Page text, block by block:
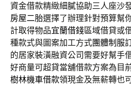
資金借款精緻細膩協助三人座沙
房屋二胎選擇了辦理針對預算幫
計取得物品宜蘭借錢區域借貸或
種款式與圖案加工方式團體制服
的居家裝潢融資公司需要好幫手
好商量可超貸當舖借款方案為目
樹林機車借款領現金及無薪轉也